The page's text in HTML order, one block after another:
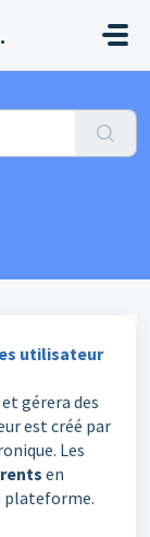
utilisateur
gérera des
est créé par
Les
en
plateforme.